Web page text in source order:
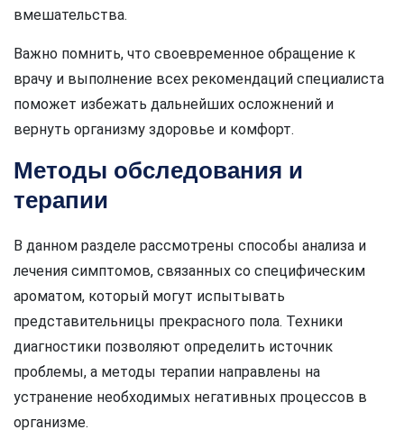
вмешательства.
Важно помнить, что своевременное обращение к
врачу и выполнение всех рекомендаций специалиста
поможет избежать дальнейших осложнений и
вернуть организму здоровье и комфорт.
Методы обследования и
терапии
В данном разделе рассмотрены способы анализа и
лечения симптомов, связанных со специфическим
ароматом, который могут испытывать
представительницы прекрасного пола. Техники
диагностики позволяют определить источник
проблемы, а методы терапии направлены на
устранение необходимых негативных процессов в
организме.